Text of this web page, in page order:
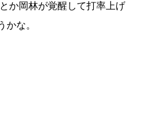
か岡林が覚醒して打率上げ
な。